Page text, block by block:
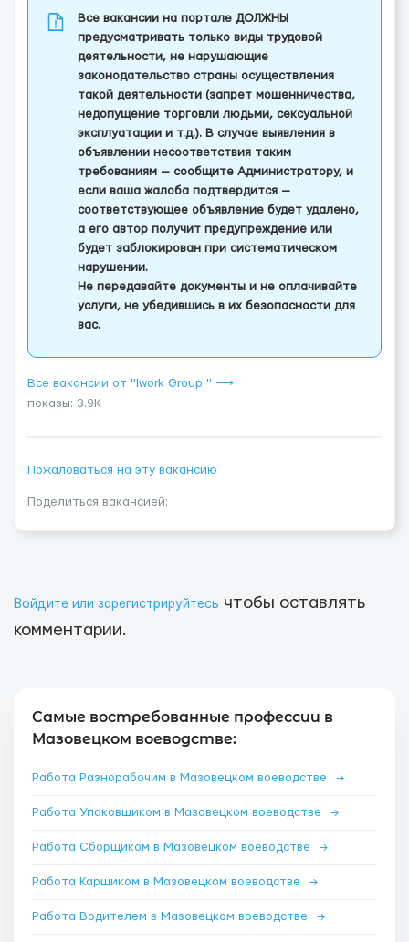
Все вакансии на портале ДОЛЖНЫ
предусматривать только виды трудовой
деятельности, не нарушающие
законодательство страны осуществления
такой деятельности (запрет мошенничества,
недопущение торговли людьми, сексуальной
эксплуатации и т.д.). В случае выявления в
объявлении несоответствия таким
требованиям — сообщите Администратору, и
если ваша жалоба подтвердится —
соответствующее объявление будет удалено,
а его автор получит предупреждение или
будет заблокирован при систематическом
нарушении.
Не передавайте документы и не оплачивайте
услуги, не убедившись в их безопасности для
вас.
Все вакансии от "Iwork Group " ⟶
показы: 3.9K
Пожаловаться на эту вакансию
Поделиться вакансией:
Войдите или зарегистрируйтесь чтобы оставлять
комментарии.
Самые востребованные профессии в
Мазовецком воеводстве:
Работа Разнорабочим в Мазовецком воеводстве →
Работа Упаковщиком в Мазовецком воеводстве →
Работа Сборщиком в Мазовецком воеводстве →
Работа Карщиком в Мазовецком воеводстве →
Работа Водителем в Мазовецком воеводстве →